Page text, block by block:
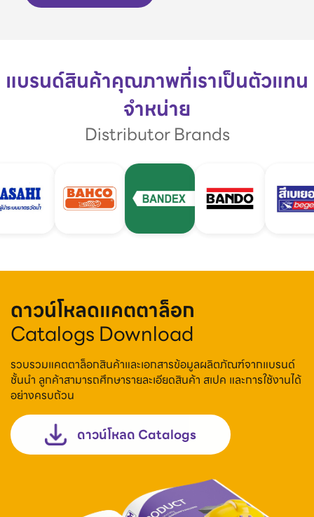
แบรนด์สินค้าคุณภาพที่เราเป็นตัวแทน
จำหน่าย
Distributor Brands
ดาวน์โหลดแคตตาล็อก
Catalogs Download
รวบรวมแคตตาล็อกสินค้าและเอกสารข้อมูลผลิตภัณฑ์จากแบรนด์
ชั้นนำ ลูกค้าสามารถศึกษารายละเอียดสินค้า สเปค และการใช้งานได้
อย่างครบถ้วน
ดาวน์โหลด Catalogs